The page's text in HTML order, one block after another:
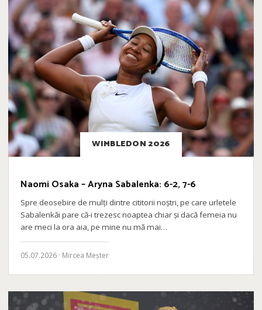
WIMBLEDON 2026
Naomi Osaka – Aryna Sabalenka: 6-2, 7-6
Spre deosebire de mulți dintre cititorii noștri, pe care urletele
Sabalenkăi pare că-i trezesc noaptea chiar și dacă femeia nu
are meci la ora aia, pe mine nu mă mai…
05.07.2026 · Mircea Meșter